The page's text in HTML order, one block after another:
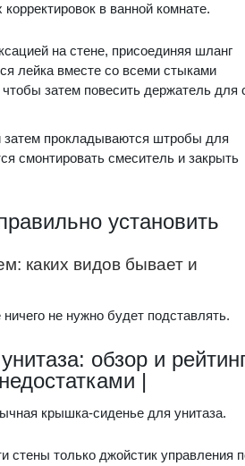
в ванной комнате.
на стене, присоединяя шланг
лейка вместе со всеми стыками
затем повесить держатель для
затем прокладываются штробы для
смонтировать смеситель и закрыть
установить
каких видов бывает и
не нужно будет подставлять.
обзор и
|
крышка-сиденье для унитаза.
стены только джойстик управления